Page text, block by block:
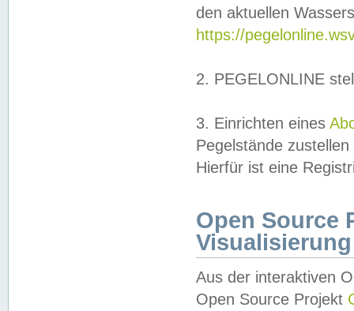
den aktuellen
https://
2. PEGELONLINE
3. Einrichten eines
Pegelstände
Hierfür ist eine
Open Source
Visualisierung
Aus der interaktiven
Open Source Projekt